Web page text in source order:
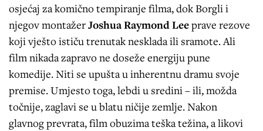
osjećaj za komično tempiranje filma, dok Borgli i
njegov montažerJoshua Raymond Leeprave rezove
koji vješto ističu trenutak nesklada ili sramote. Ali
film nikada zapravo ne doseže energiju pune
komedije. Niti se upušta u inherentnu dramu svoje
premise. Umjesto toga, lebdi u sredini – ili, možda
točnije, zaglavi se u blatu ničije zemlje. Nakon
glavnog prevrata, film obuzima teška težina, a likovi